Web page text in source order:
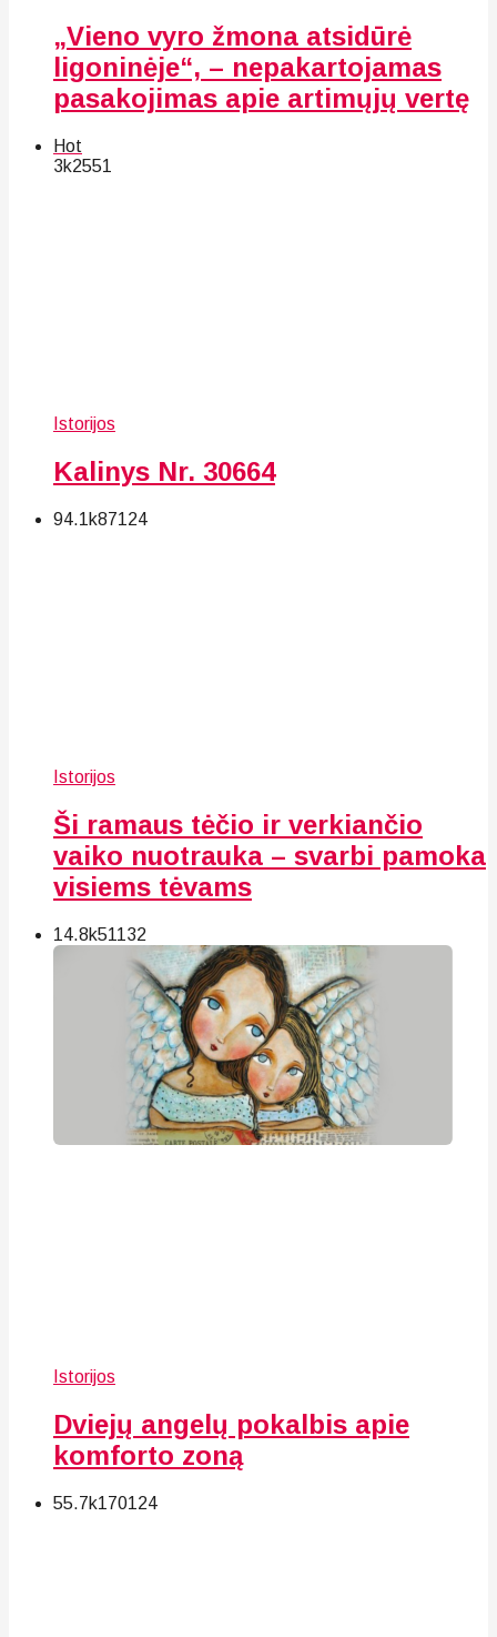
„Vieno vyro žmona atsidūrė
ligoninėje“, – nepakartojamas
pasakojimas apie artimųjų vertę
Hot
3k2551
Istorijos
Kalinys Nr. 30664
94.1k87124
Istorijos
Ši ramaus tėčio ir verkiančio
vaiko nuotrauka – svarbi pamoka
visiems tėvams
14.8k51 132
Istorijos
Dviejų angelų pokalbis apie
komforto zoną
55.7k170124